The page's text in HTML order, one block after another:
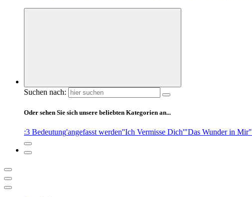
Suchen nach:
Oder sehen Sie sich unsere beliebten Kategorien an...
:3 Bedeutung'angefasst werden''Ich Vermisse Dich'"Das Wunder in Mir"